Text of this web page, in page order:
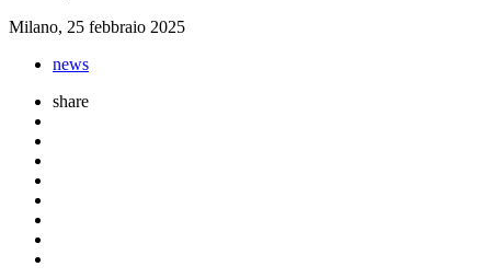
Milano, 25 febbraio 2025
news
share